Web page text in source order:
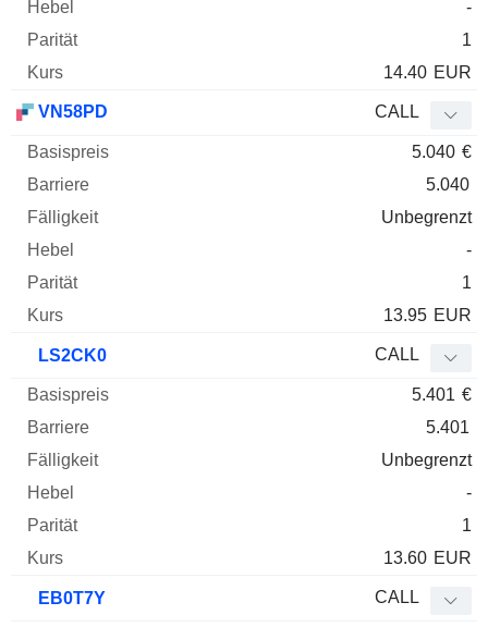
-
1
14.40 EUR
VN58PD CALL
5.040 €
5.040
Unbegrenzt
-
1
13.95 EUR
LS2CK0 CALL
5.401 €
5.401
Unbegrenzt
-
1
13.60 EUR
EB0T7Y CALL